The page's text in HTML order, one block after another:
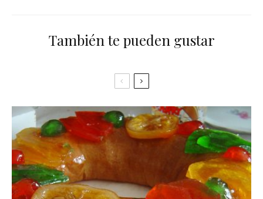
También te pueden gustar